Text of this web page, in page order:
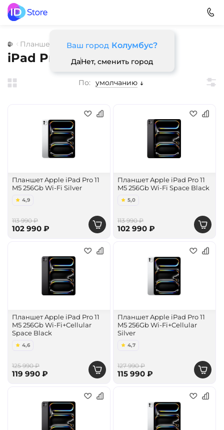
Ваш город Колумбус?
ДаНет, сменить город
Планшеты Apple iPad Pro M5 (2026)
iPad Pro 11 M5
По: умолчанию
Планшет Apple iPad Pro 11
M5 256Gb Wi-Fi Silver
4,9
113 990 ₽
102 990 ₽
Планшет Apple iPad Pro 11
M5 256Gb Wi-Fi Space Black
5,0
113 990 ₽
102 990 ₽
Планшет Apple iPad Pro 11
M5 256Gb Wi-Fi+Cellular
Space Black
4,6
125 990 ₽
119 990 ₽
Планшет Apple iPad Pro 11
M5 256Gb Wi-Fi+Cellular
Silver
4,7
127 990 ₽
115 990 ₽